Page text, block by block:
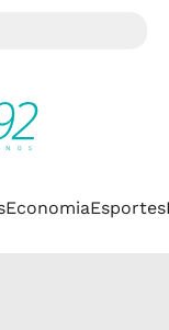
EconomiaEsportes